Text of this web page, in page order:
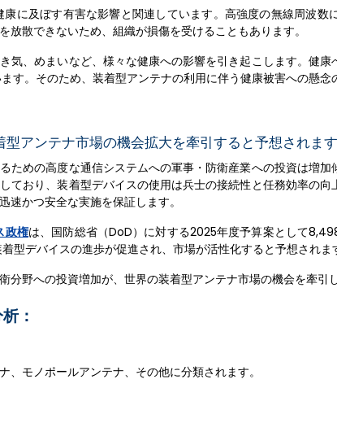
に及ぼす有害な影響と関連しています。高強度の無線周波数
散できないため、組織が損傷を受けることもあります。
気、めまいなど、様々な健康への影響を引き起こします。健
す。そのため、装着型アンテナの利用に伴う健康被害への懸念
アンテナ市場の機会拡大を牽引すると予想されます
ための高度な通信システムへの軍事・防衛産業への投資は増
ており、装着型デバイスの使用は兵士の接続性と任務効率の
速かつ安全な実施を保証します。
政権は、国防総省（DoD）に対する2025年度予算案として
型デバイスの進歩が促進され、市場が活性化すると予想されま
野への投資増加が、世界の装着型アンテナ市場の機会を牽引
：
モノポールアンテナ、その他に分類されます。